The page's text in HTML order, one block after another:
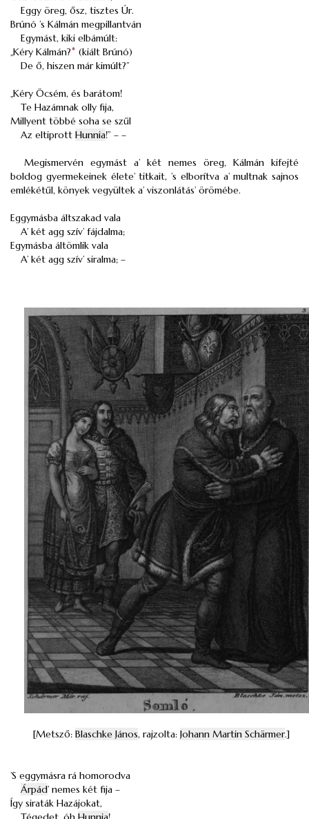
Eggy öreg, ősz, tisztes Úr.
Brúnó ’s Kálmán megpillantván
Egymást, kiki elbámúlt:
„Kéry Kálmán?* (kiált Brúnó)
De ő, hiszen már kimúlt?”
„Kéry Öcsém, és barátom!
Te Hazámnak olly fija,
Millyent többé soha se szűl
Az eltiprott Hunnia!” – –
Megismervén egymást a’ két nemes öreg, Kálmán kifejté
boldog gyermekeinek élete’ titkait, ’s elborítva a’ multnak sajnos
emlékétűl, könyek vegyültek a’ viszonlátás’ örömébe.
Eggymásba áltszakad vala
A’ két agg szív’ fájdalma;
Egymásba áltömlik vala
A’ két agg szív’ siralma; –
[Metsző: Blaschke János, rajzolta: Johann Martin Schärmer.]
’S eggymásra rá homorodva
Árpád’ nemes két fija –
Így siraták Hazájokat,